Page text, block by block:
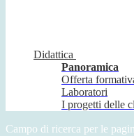
Didattica
Panoramica
Offerta
Laboratori
I progetti delle
Campo di ricerca per le